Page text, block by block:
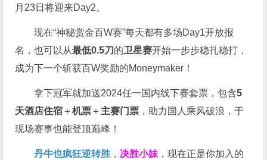
月23日将迎来Day2。
现在“神秘赏金百W赛”每天都有多场Day1开放报
名，也可以从最低0.5刀 的卫星赛开始一步步稳扎稳打，
成为下一个斩获百W奖励的Moneymaker！
拿下冠军就加送2024任一国内线下赛套票，包含5
天酒店住宿 ＋机票 ＋ 主赛门票 ，助力国人乘风破浪，于
现场赛事也能登顶巅峰！
丹牛也疯狂逆转胜 ， 决胜小妹 ，现在正是你加入的